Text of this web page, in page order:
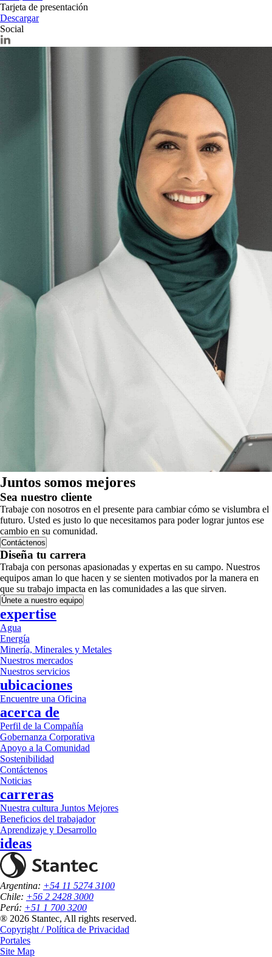
Tarjeta de presentación
Descargar
Social
Juntos somos mejores
Sea nuestro cliente
Trabaje con nosotros en el presente para cambiar cómo se vislumbra el
futuro. Usted es justo lo que necesitamos para poder lograr juntos ese
cambio en su comunidad.
Contáctenos
Diseña tu carrera
Trabaja con personas apasionadas y expertas en su campo. Nuestros
equipos aman lo que hacen y se sienten motivados por la manera en
que su trabajo impacta en las comunidades a las que sirven.
Únete a nuestro equipo
expertise
Agua
Energía
Minería, Minerales y Metales
Nuestros mercados
Nuestros servicios
ubicaciones
Encuentre una Oficina
acerca de
Perfil de la Compañía
Gobernanza Corporativa
Apoyo a la Comunidad
Sostenibilidad
Contáctenos
Noticias
carreras
Nuestra cultura Juntos Mejores
Beneficios del trabajador
Aprendizaje y Desarrollo
ideas
Argentina: +54 11 5274 3100
Chile: +56 2 2428 3000
Perú: +51 1 700 3200
® 2026 Stantec, All rights reserved.
Copyright / Política de Privacidad
Portales
Site Map